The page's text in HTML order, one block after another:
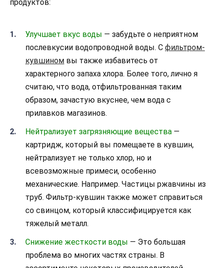
продуктов:
Улучшает вкус воды — забудьте о неприятном
послевкусии водопроводной воды. С фильтром-
кувшином вы также избавитесь от
характерного запаха хлора. Более того, лично я
считаю, что вода, отфильтрованная таким
образом, зачастую вкуснее, чем вода с
прилавков магазинов.
Нейтрализует загрязняющие вещества —
картридж, который вы помещаете в кувшин,
нейтрализует не только хлор, но и
всевозможные примеси, особенно
механические. Например. Частицы ржавчины из
труб. Фильтр-кувшин также может справиться
со свинцом, который классифицируется как
тяжелый металл.
Снижение жесткости воды — Это большая
проблема во многих частях страны. В